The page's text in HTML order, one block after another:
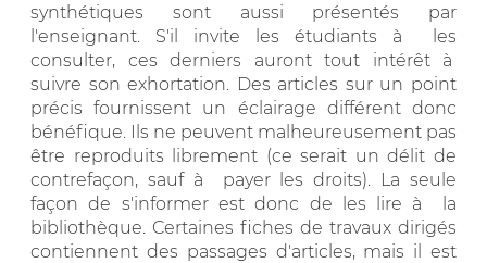
synthétiques sont aussi présentés par
l'enseignant. S'il invite les étudiants à les
consulter, ces derniers auront tout intérêt à
suivre son exhortation. Des articles sur un point
précis fournissent un éclairage différent donc
bénéfique. Ils ne peuvent malheureusement pas
être reproduits librement (ce serait un délit de
contrefaçon, sauf à payer les droits). La seule
façon de s'informer est donc de les lire à la
bibliothèque. Certaines fiches de travaux dirigés
contiennent des passages d'articles, mais il est